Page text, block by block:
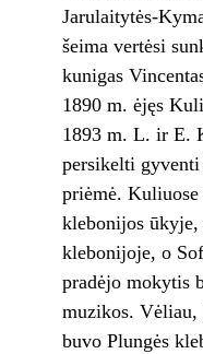
Jarulaitytės-
šeima vertėsi
kunigas
1890 m. ėjęs
1893 m. L. ir E.
persikelti
priėmė.
klebonijos
klebonijoje, o
pradėjo mokytis
muzikos. Vėliau,
buvo Plungės